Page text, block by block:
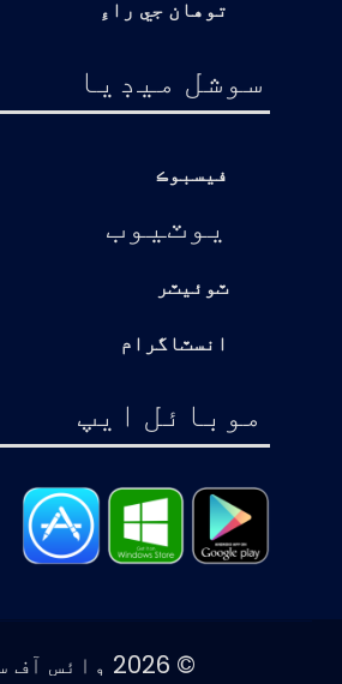
توهان جي راءِ
سوشل ميڊيا
فيسبوڪ
يوٽيوب
ٽوئيٽر
انسٽاگرام
موبائل ايپ
© 2026 وائس آف سندھ